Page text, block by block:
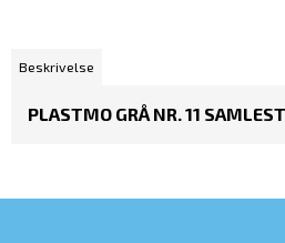
Beskrivelse
PLASTMO GRÅ NR. 11